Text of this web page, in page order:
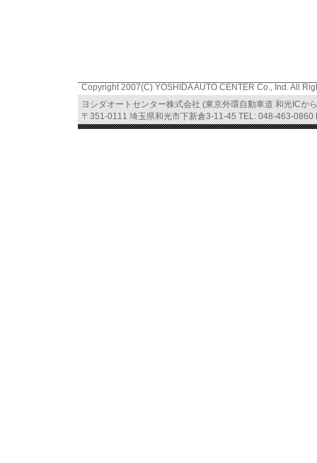
Copyright 2007(C) YOSHIDA AUTO CENTER Co., Ind. All
ヨシダオートセンター株式会社 (東京外環自動車道 和光ICか
〒351-0111 埼玉県和光市下新倉3-11-45 TEL: 048-463-0860